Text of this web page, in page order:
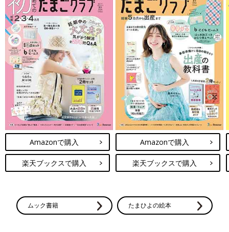
Amazonで購入
楽天ブックスで購入
Amazonで購入
楽天ブックスで購入
ムック書籍 たまひよの絵本